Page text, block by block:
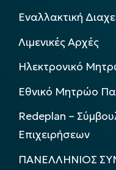
Εναλλακτική
Λιμενικές Αρχές
Ηλεκτρονικό
Εθνικό Μητρώο
Redeplan –
Επιχειρήσεων
ΠΑΝΕΛΛΗΝΙΟΣ